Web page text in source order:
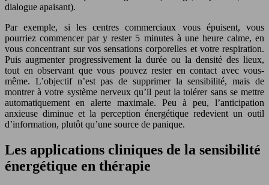
dialogue apaisant).
Par exemple, si les centres commerciaux vous épuisent, vous
pourriez commencer par y rester 5 minutes à une heure calme, en
vous concentrant sur vos sensations corporelles et votre respiration.
Puis augmenter progressivement la durée ou la densité des lieux,
tout en observant que vous pouvez rester en contact avec vous-
même. L’objectif n’est pas de supprimer la sensibilité, mais de
montrer à votre système nerveux qu’il peut la tolérer sans se mettre
automatiquement en alerte maximale. Peu à peu, l’anticipation
anxieuse diminue et la perception énergétique redevient un outil
d’information, plutôt qu’une source de panique.
Les applications cliniques de la sensibilité
énergétique en thérapie